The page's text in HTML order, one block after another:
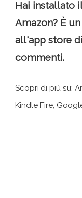
Hai installato
Amazon? È
all'app store
commenti.
Scopri di più su:
Kindle Fire,